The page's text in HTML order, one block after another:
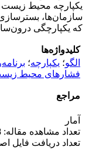
یکپارچه محیط زیست
سازمان‌ها،
که یکپارچگی
کلیدواژه‌ها
الگو؛ یکپارچه؛
فشارهای محیط
مراجع
آمار
تعداد مشاهده مقاله: 968
تعداد دریافت فایل اصل